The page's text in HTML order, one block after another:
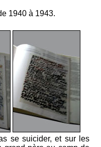
1940 à 1943.
se suicider, et sur les